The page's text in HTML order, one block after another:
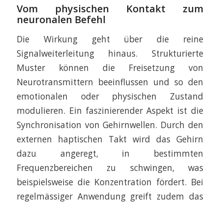
Vom physischen Kontakt zum
neuronalen Befehl
Die Wirkung geht über die reine
Signalweiterleitung hinaus. Strukturierte
Muster können die Freisetzung von
Neurotransmittern beeinflussen und so den
emotionalen oder physischen Zustand
modulieren. Ein faszinierender Aspekt ist die
Synchronisation von Gehirnwellen. Durch den
externen haptischen Takt wird das Gehirn
dazu angeregt, in bestimmten
Frequenzbereichen zu schwingen, was
beispielsweise die Konzentration fördert. Bei
regelmässiger Anwendung greift zudem das